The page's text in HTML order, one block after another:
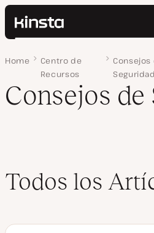
Kinsta®
Soluciones
Recursos
Contacto
Buscar
Iniciar Sesión
Home
Centro de
Recursos
Consejos
Seguridad
Página 2
Consejos
Todos los